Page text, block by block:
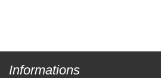
Informations